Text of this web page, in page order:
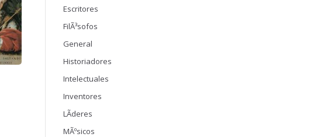
Escritores
FilÃ³sofos
General
Historiadores
Intelectuales
Inventores
LÃ­deres
MÃºsicos